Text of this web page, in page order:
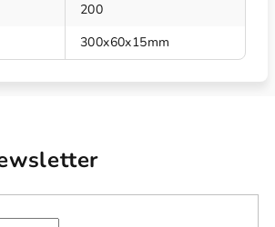
200
300x60x15mm